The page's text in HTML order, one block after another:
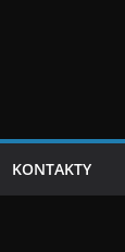
KONTAKTY